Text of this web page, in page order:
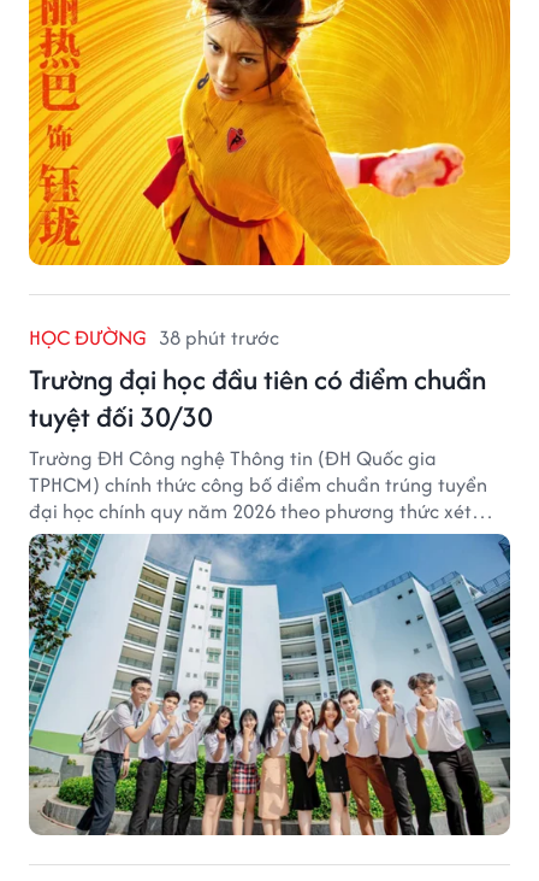
HỌC ĐƯỜNG 38 phút trước
Trường đại học đầu tiên có điểm chuẩn
tuyệt đối 30/30
Trường ĐH Công nghệ Thông tin (ĐH Quốc gia
TPHCM) chính thức công bố điểm chuẩn trúng tuyển
đại học chính quy năm 2026 theo phương thức xét
tuyển tổng hợp.